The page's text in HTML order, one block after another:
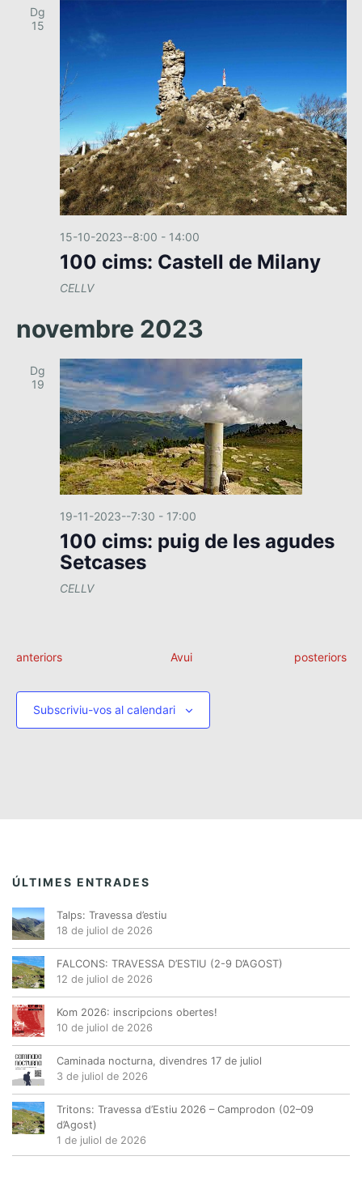
Dg
15
15-10-2023--8:00 - 14:00
100 cims: Castell de Milany
CELLV
novembre 2023
Dg
19
19-11-2023--7:30 - 17:00
100 cims: puig de les agudes
Setcases
CELLV
E
d
v
anteriors Avui
E
posteriors
Subscriviu-vos al calendari
ÚLTIMES ENTRADES
Talps: Travessa d’estiu
18 de juliol de 2026
FALCONS: TRAVESSA D’ESTIU (2-9 D’AGOST)
12 de juliol de 2026
Kom 2026: inscripcions obertes!
10 de juliol de 2026
Caminada nocturna, divendres 17 de juliol
3 de juliol de 2026
Tritons: Travessa d’Estiu 2026 – Camprodon (02–09
d’Agost)
1 de juliol de 2026